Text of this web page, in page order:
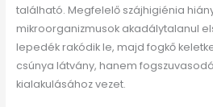
található. Megfelelő szájhigiénia
mikroorganizmusok akadálytalanul
lepedék rakódik le, majd fogkő
csúnya látvány, hanem
kialakulásához vezet.